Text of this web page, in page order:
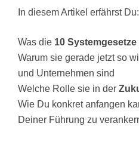
In diesem Artikel erfährst Du:
Was die 10 Systemgesetze
Warum sie gerade jetzt so
und Unternehmen sind
Welche Rolle sie in der
Wie Du konkret anfangen
Deiner Führung zu